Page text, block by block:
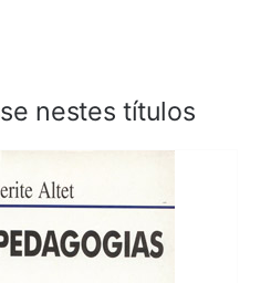
nestes títulos